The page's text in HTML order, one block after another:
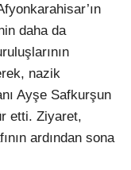
daha da
nazik
Ayşe Safkurşun
etti. Ziyaret,
ardından sona